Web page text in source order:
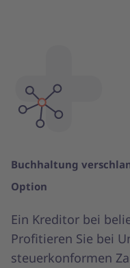
Buchhaltung
Option
Ein Kreditor bei
Profitieren Sie bei
steuerkonformen